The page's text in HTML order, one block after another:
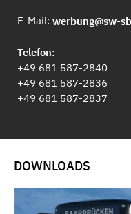
E-Mail: werbung@sw-
Telefon:
+49 681 587-2840
+49 681 587-2836
+49 681 587-2837
DOWNLOADS